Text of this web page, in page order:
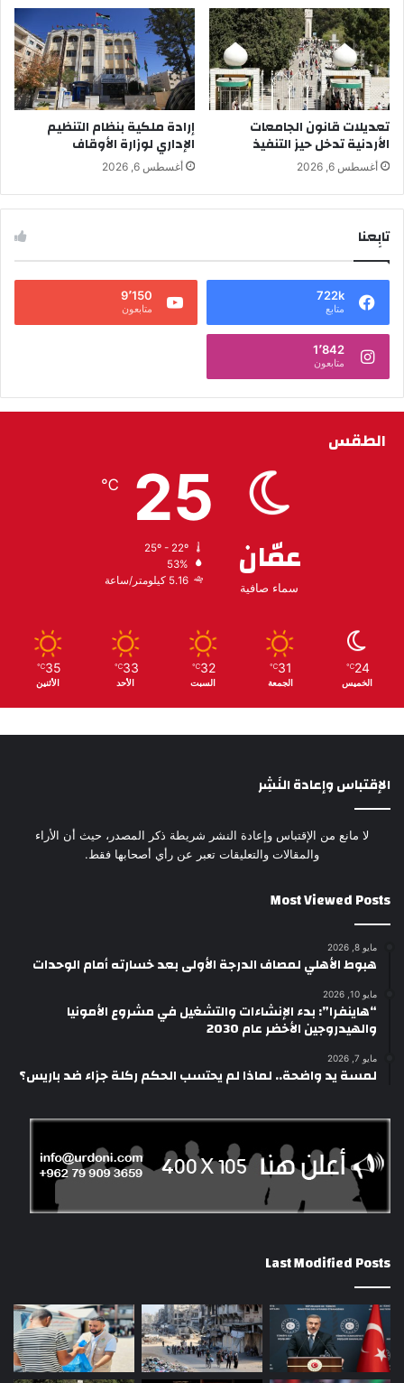
تعديلات قانون الجامعات
الأردنية تدخل حيز التنفيذ
أغسطس 6, 2026
إرادة ملكية بنظام التنظيم
الإداري لوزارة الأوقاف
أغسطس 6, 2026
تابِعنا
722k
متابع
9٬150
متابعون
1٬842
متابعون
الطقس
عمّان
سماء صافية
25
℃
53%
5.16 كيلومتر/ساعة
24
℃
الخميس
31
℃
الجمعة
32
℃
السبت
33
℃
الأحد
35
℃
الأثنين
الإقتباس وإعادة النَشِر
لا مانع من الإقتباس وإعادة النشر شريطة ذكر المصدر، حيث أن الأراء
والمقالات والتعليقات تعبر عن رأي أصحابها فقط.
Most Viewed Posts
مايو 8, 2026
هبوط الأهلي لمصاف الدرجة الأولى بعد خسارته أمام الوحدات
مايو 10, 2026
“هاينفرا”: بدء الإنشاءات والتشغيل في مشروع الأمونيا
والهيدروجين الأخضر عام 2030
مايو 7, 2026
لمسة يد واضحة.. لماذا لم يحتسب الحكم ركلة جزاء ضد باريس؟
Last Modified Posts